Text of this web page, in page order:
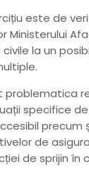
este de
Ministerului
la un
problematica
specifice
de
de sprijin în